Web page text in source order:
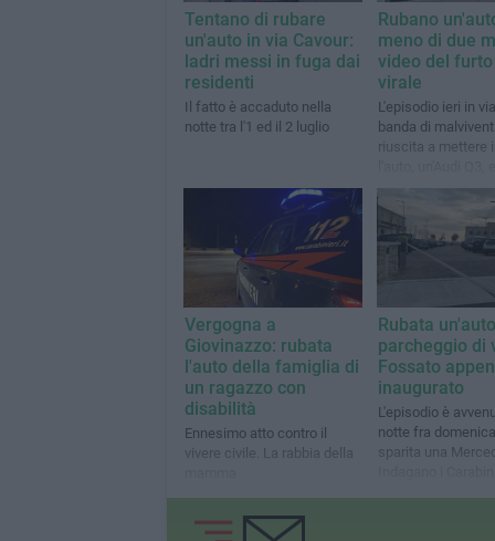
Tentano di rubare
un'auto in via Cavour:
ladri messi in fuga dai
residenti
Il fatto è accaduto nella
notte tra l'1 ed il 2 luglio
Rubano
meno di due
video del furto
virale
L'episodio ieri in
banda di
riuscita a mettere
portarsela via
Vergogna a
Giovinazzo: rubata
l'auto della famiglia di
un ragazzo con
disabilità
Ennesimo atto contro il
vivere civile. La rabbia della
Rubata
parcheggio di
Fossato
inaugurato
L'episodio è
notte fra
sparita una